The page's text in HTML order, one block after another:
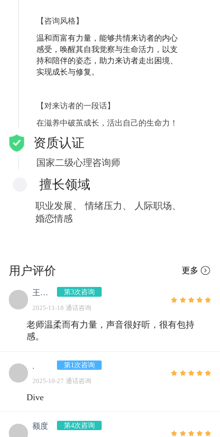
【咨询风格】
温和而富有力量，能够共情来访者的内心
感受，唤醒其自我觉察与生命活力，以支
持和陪伴的姿态，助力来访者走出困境、
实现成长与修复。
【对来访者的一段话】
在滋养中破茧成长，活出自己的生命力！
资质认证
国家二级心理咨询师
擅长领域
职业发展、情绪压力、
人际职场、
婚恋情感
用户评价 更多
王晓梅 第3次咨询
2025-11-18 通话咨询
老师温柔而有力量，声音很好听，很有包持
感。
. 第1次咨询
2025-10-27 通话咨询
Dive
额度 第4次咨询